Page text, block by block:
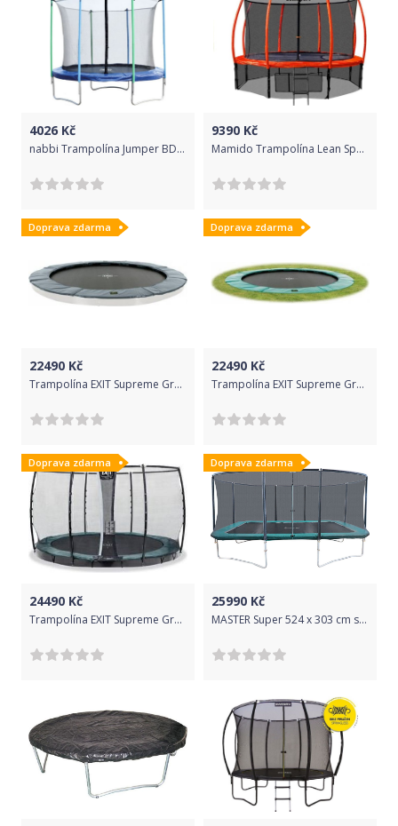
4026 Kč
nabbi Trampolína Jumper BD 305 cm - černá/modrá
9390 Kč
Mamido Trampolína Lean Sport BEST 14ft 427 cm
Doprava zdarma
22490 Kč
Trampolína EXIT Supreme Ground Level 427 cm Šedá
Doprava zdarma
22490 Kč
Trampolína EXIT Supreme Ground Level 427 cm Tyrkysová
Doprava zdarma
24490 Kč
Trampolína EXIT Supreme Ground Level 427 cm Tyrkysová s ochrannou sítí
Doprava zdarma
25990 Kč
MASTER Super 524 x 303 cm s vnější sítí